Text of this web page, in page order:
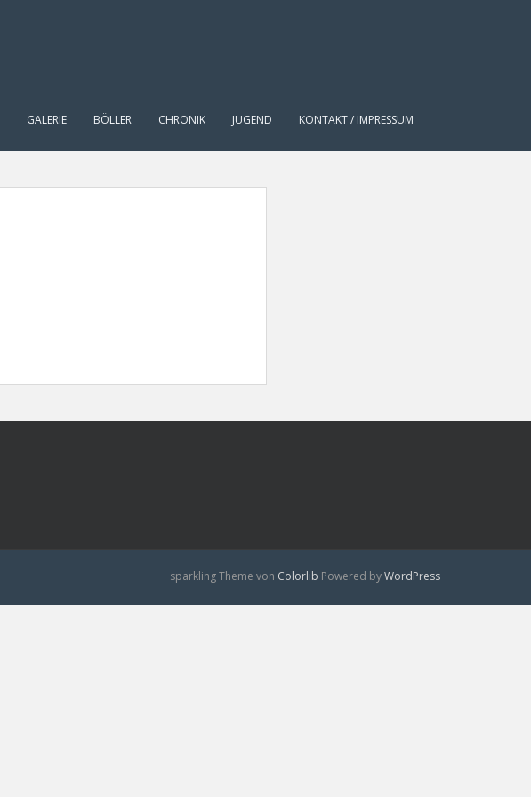
GALERIE BÖLLER CHRONIK JUGEND KONTAKT / IMPRESSUM
sparkling Theme von Colorlib Powered byWordPress